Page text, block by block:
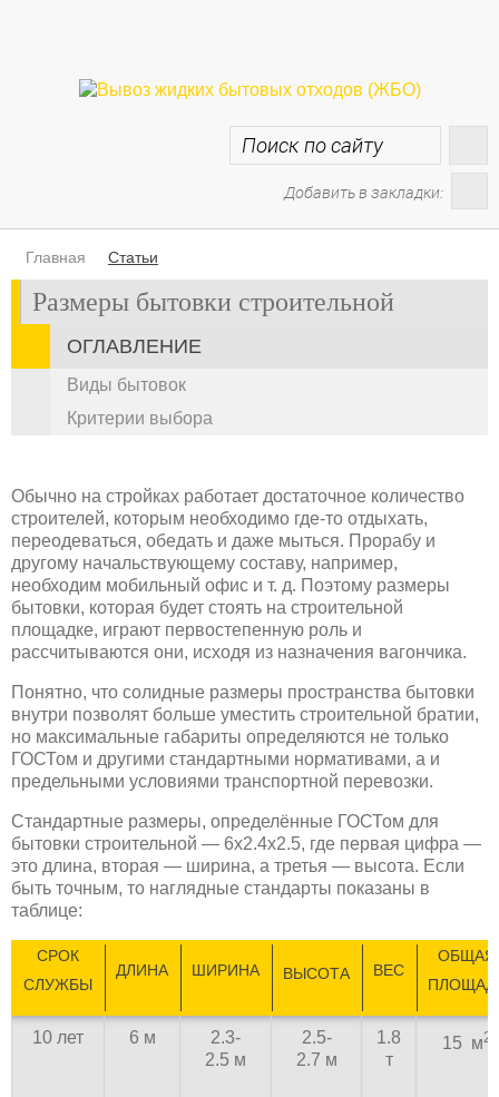
Добавить в закладки:
Главная Статьи
Размеры бытовки строительной
ОГЛАВЛЕНИЕ
Виды бытовок
Критерии выбора
Обычно на стройках работает достаточное количество
строителей, которым необходимо где-то отдыхать,
переодеваться, обедать и даже мыться. Прорабу и
другому начальствующему составу, например,
необходим мобильный офис и т. д. Поэтому размеры
бытовки, которая будет стоять на строительной
площадке, играют первостепенную роль и
рассчитываются они, исходя из назначения вагончика.
Понятно, что солидные размеры пространства бытовки
внутри позволят больше уместить строительной братии,
но максимальные габариты определяются не только
ГОСТом и другими стандартными нормативами, а и
предельными условиями транспортной перевозки.
Стандартные размеры, определённые ГОСТом для
бытовки строительной — 6х2.4х2.5, где первая цифра —
это длина, вторая — ширина, а третья — высота. Если
быть точным, то наглядные стандарты показаны в
таблице:
СРОК
СЛУЖБЫ
ДЛИНА ШИРИНА ВЫСОТА ВЕС
ОБЩАЯ
10 лет 6 м
2.3-
2.5 м
2.5-
2.7 м
1.8
т
15 м2